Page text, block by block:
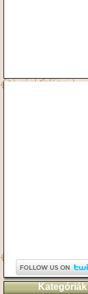
Kategóriák